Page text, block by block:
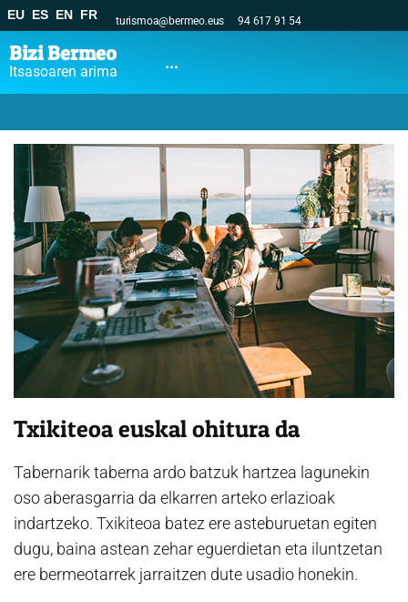
EU ES EN FR turismoa@bermeo.eus 94 617 91 54
Bizi Bermeo
Itsasoaren arima ...
Txikiteoa euskal ohitura da
Tabernarik taberna ardo batzuk hartzea lagunekin
oso aberasgarria da elkarren arteko erlazioak
indartzeko. Txikiteoa batez ere asteburuetan egiten
dugu, baina astean zehar eguerdietan eta iluntzetan
ere bermeotarrek jarraitzen dute usadio honekin.